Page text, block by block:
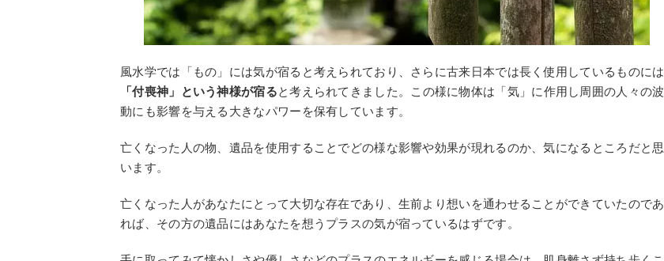
風水学では「もの」には気が宿ると考えられており、さらに古来日本では長く使用しているものには
「付喪神」という神様が宿ると考えられてきました。この様に物体は「気」に作用し周囲の人々の波
動にも影響を与える大きなパワーを保有しています。
亡くなった人の物、遺品を使用することでどの様な影響や効果が現れるのか、気になるところだと思
います。
亡くなった人があなたにとって大切な存在であり、生前より想いを通わせることができていたのであ
れば、その方の遺品にはあなたを想うプラスの気が宿っているはずです。